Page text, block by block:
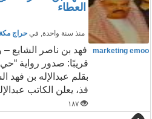
العطاء
منذ سنة واحدة, في حراج مكة
marketing emoo
فهد بن ناصر الشايع –
قريبًا: صدور رواية “حي
بقلم عبدالإله بن
فذ، يعلن الكاتب
١٨٧